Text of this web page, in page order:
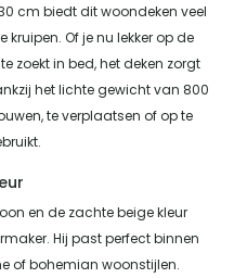
cm biedt dit woondeken veel
Of je nu lekker op de
zoekt in bed, het deken zorgt
het lichte gewicht van 800
te verplaatsen of op te
en de zachte beige kleur
Hij past perfect binnen
of bohemian woonstijlen.